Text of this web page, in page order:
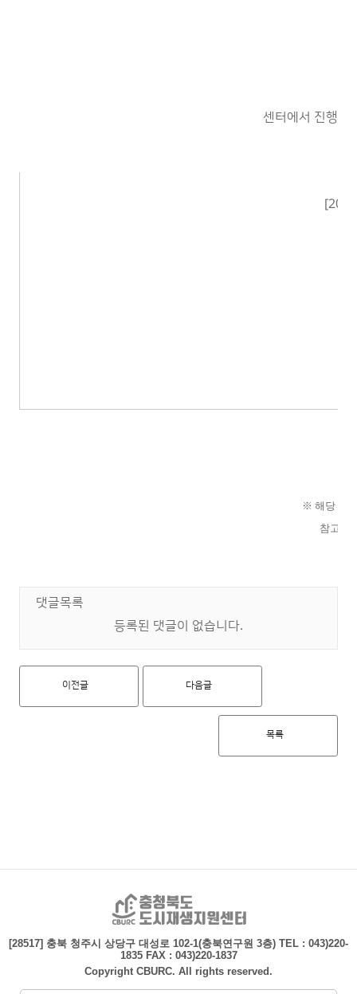
센터에서 진행한
※ 해당 자
참고 이
댓글목록
등록된 댓글이 없습니다.
이전글 다음글
목록
[28517] 충북 청주시 상당구 대성로 102-1(충북연구원 3층) TEL : 043)220-
1835 FAX : 043)220-1837
Copyright CBURC. All rights reserved.